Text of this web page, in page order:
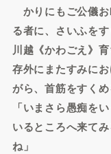
かりにもご公儀
る者に、さいふを
川越《かわごえ》
存外にまたすみに
がら、首筋をすく
「いまさら愚痴を
いるところへ来て
ね」